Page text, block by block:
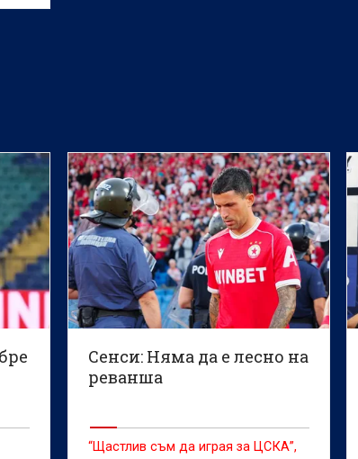
Сенси: Няма да е лесно на
реванша
“Щастлив съм да играя за ЦСКА”,